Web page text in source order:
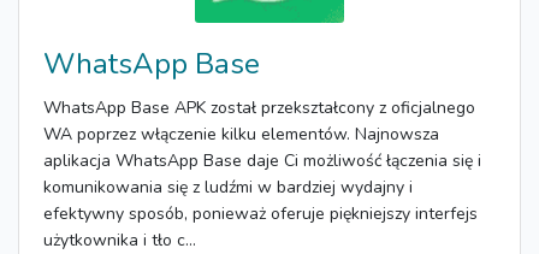
WhatsApp Base
WhatsApp Base APK został przekształcony z oficjalnego
WA poprzez włączenie kilku elementów. Najnowsza
aplikacja WhatsApp Base daje Ci możliwość łączenia się i
komunikowania się z ludźmi w bardziej wydajny i
efektywny sposób, ponieważ oferuje piękniejszy interfejs
użytkownika i tło c...